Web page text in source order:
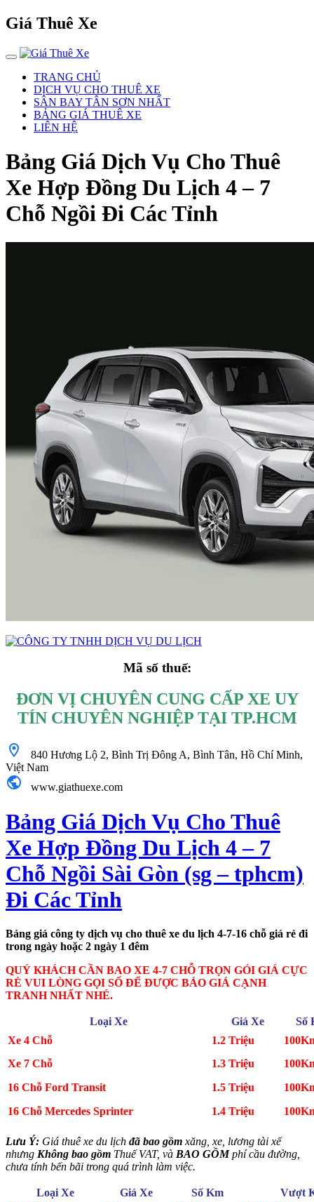
Giá Thuê Xe
TRANG CHỦ
DỊCH VỤ CHO THUÊ XE
SÂN BAY TÂN SƠN NHẤT
BẢNG GIÁ THUÊ XE
LIÊN HỆ
Bảng Giá Dịch Vụ Cho Thuê
Xe Hợp Đồng Du Lịch 4 – 7
Chỗ Ngồi Đi Các Tỉnh
Mã số thuế:
ĐƠN VỊ CHUYÊN CUNG CẤP XE UY
TÍN CHUYÊN NGHIỆP TẠI TP.HCM
840 Hương Lộ 2, Bình Trị Đông A, Bình Tân, Hồ Chí Minh,
Việt Nam
www.giathuexe.com
Bảng Giá Dịch Vụ Cho Thuê
Xe Hợp Đồng Du Lịch 4 – 7
Chỗ Ngồi Sài Gòn (sg – tphcm)
Đi Các Tỉnh
Bảng giá công ty dịch vụ cho thuê xe du lịch 4-7-16 chỗ giá rẻ đi
trong ngày hoặc 2 ngày 1 đêm
QUÝ KHÁCH CẦN BAO XE 4-7 CHỖ TRỌN GÓI GIÁ CỰC
RẺ VUI LÒNG GỌI SỐ ĐỂ ĐƯỢC BÁO GIÁ CẠNH
TRANH NHẤT NHÉ.
Loại Xe Giá Xe
Số
Xe 4 Chỗ
1.2 Triệu
Xe 7 Chỗ
1.3 Triệu
16 Chỗ Ford Transit
1.5 Triệu
16 Chỗ Mercedes Sprinter
1.4 Triệu
Lưu Ý: Giá thuê xe du lịch đã bao gồm xăng, xe, lương tài xế
nhưng Không bao gồm Thuế VAT, và BAO GỒMphí cầu đường,
chưa tính bến bãi trong quá trình làm việc.
Loại Xe Giá Xe Số Km
Vượt